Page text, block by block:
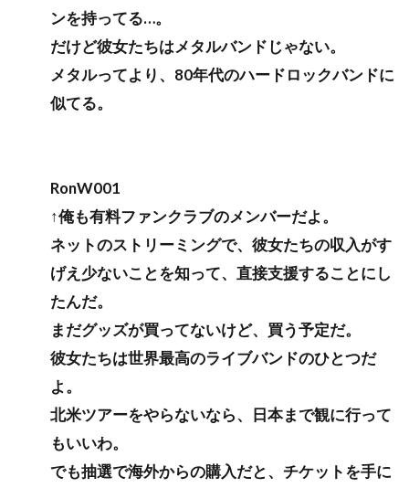
ンを持ってる…。
だけど彼女たちはメタルバンドじゃない。
メタルってより、80年代のハードロックバンドに
似てる。
RonW001
↑俺も有料ファンクラブのメンバーだよ。
ネットのストリーミングで、彼女たちの収入がす
げえ少ないことを知って、直接支援することにし
たんだ。
まだグッズが買ってないけど、買う予定だ。
彼女たちは世界最高のライブバンドのひとつだ
よ。
北米ツアーをやらないなら、日本まで観に行って
もいいわ。
でも抽選で海外からの購入だと、チケットを手に